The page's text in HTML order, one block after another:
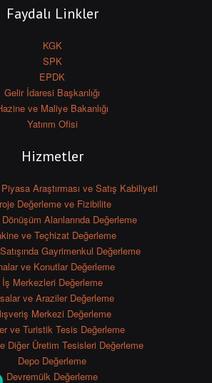
Faydalı Linkler
KGK
SPK
EPDK
Gelir İdaresi Başkanlığı
ve Maliye Bakanlığı
Yatırım Ofisi
Hizmetler
Araştırması ve Satış Kabiliyeti
Değerleme ve Fizibilite
Alanlarında Değerleme
ve Teçhizat Değerleme
Gayrimenkul Değerleme
ve Konutlar Değerleme
İş Merkezleri Değerleme
ve Araziler Değerleme
Merkezi Değerleme
ve Turistik Tesis Değerleme
Diğer Üretim Tesisleri Değerleme
Depo Değerleme
Devremülk Değerleme